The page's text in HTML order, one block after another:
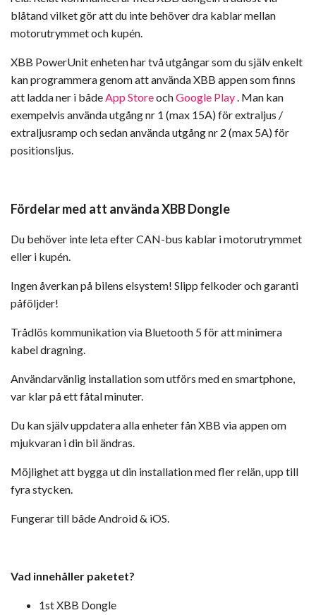
blåtand vilket gör att du inte behöver dra kablar mellan
motorutrymmet och kupén.
XBB PowerUnit enheten har två utgångar som du själv enkelt
kan programmera genom att använda XBB appen som finns
att ladda ner i bådeApp StoreochGoogle Play. Man kan
exempelvis använda utgång nr 1 (max 15A) för extraljus /
extraljusramp och sedan använda utgång nr 2 (max 5A) för
positionsljus.
Fördelar med att använda XBB Dongle
Du behöver inte leta efter CAN-bus kablar i motorutrymmet
eller i kupén.
Ingen åverkan på bilens elsystem! Slipp felkoder och garanti
påföljder!
Trådlös kommunikation via Bluetooth 5 för att minimera
kabel dragning.
Användarvänlig installation som utförs med en smartphone,
var klar på ett fåtal minuter.
Du kan själv uppdatera alla enheter fån XBB via appen om
mjukvaran i din bil ändras.
Möjlighet att bygga ut din installation med fler relän, upp till
fyra stycken.
Fungerar till både Android & iOS.
Vad innehåller paketet?
1st XBB Dongle